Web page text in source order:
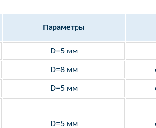
Параметры
D=5 мм
D=8 мм
D=5 мм
D=5 мм